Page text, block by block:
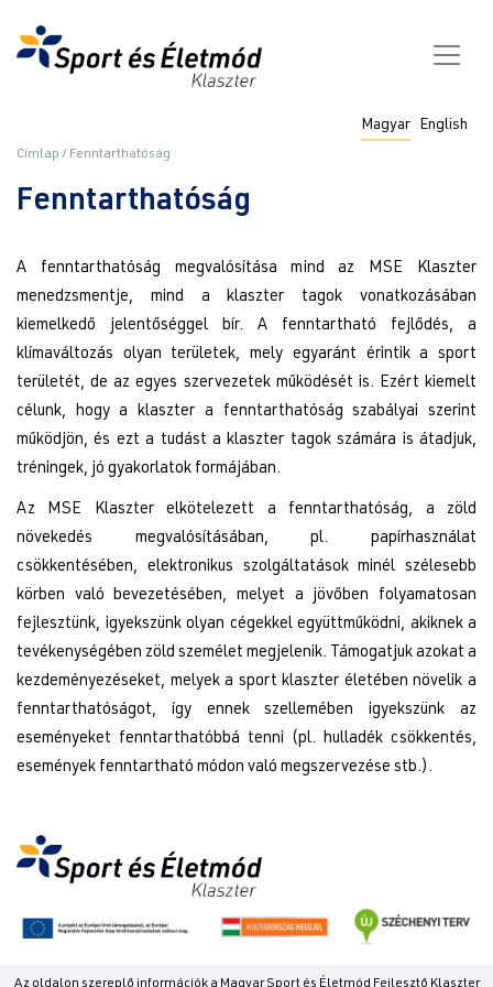
tartalomra
navigáció
Magyar English
Morzsa
Címlap Fenntarthatóság
Fenntarthatóság
A fenntarthatóság megvalósítása mind az MSE Klaszter
menedzsmentje, mind a klaszter tagok vonatkozásában
kiemelkedő jelentőséggel bír. A fenntartható fejlődés, a
klímaváltozás olyan területek, mely egyaránt érintik a sport
területét, de az egyes szervezetek működését is. Ezért kiemelt
célunk, hogy a klaszter a fenntarthatóság szabályai szerint
működjön, és ezt a tudást a klaszter tagok számára is átadjuk,
tréningek, jó gyakorlatok formájában.
Az MSE Klaszter elkötelezett a fenntarthatóság, a zöld
növekedés megvalósításában, pl. papírhasználat
csökkentésében, elektronikus szolgáltatások minél szélesebb
körben való bevezetésében, melyet a jövőben folyamatosan
fejlesztünk, igyekszünk olyan cégekkel együttműködni, akiknek a
tevékenységében zöld személet megjelenik. Támogatjuk azokat a
kezdeményezéseket, melyek a sport klaszter életében növelik a
fenntarthatóságot, így ennek szellemében igyekszünk az
eseményeket fenntarthatóbbá tenni (pl. hulladék csökkentés,
események fenntartható módon való megszervezése stb.).
Az oldalon szereplő információk a Magyar Sport és Életmód Fejlesztő Klaszter